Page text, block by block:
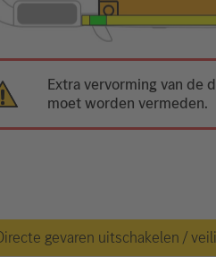
Extra vervorming van de
moet worden vermeden.
gevaren uitschakelen /